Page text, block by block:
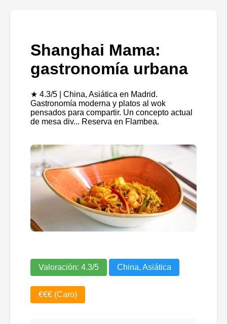
Shanghai Mama:
gastronomía urbana
★ 4.3/5 | China, Asiática en Madrid.
Gastronomía moderna y platos al wok
pensados para compartir. Un concepto actual
de mesa div... Reserva en Flambea.
Valoración: 4.3/5 China, Asiática
€€€ (Caro)